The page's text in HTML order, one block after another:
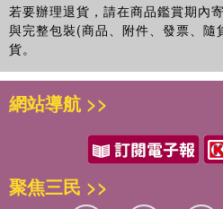
若要辦理退貨，請在商品鑑賞期內
與完整包裝(商品、附件、發票、隨
貨。
網站導航 >>
聚焦三民 >>